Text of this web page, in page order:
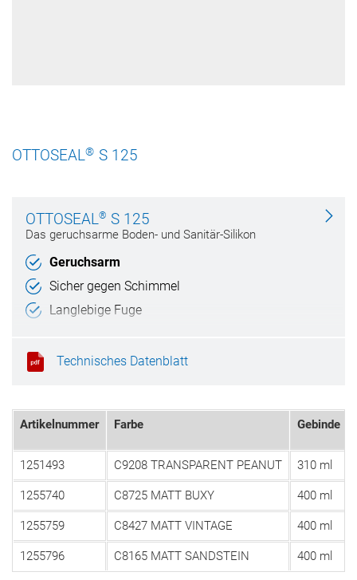
OTTOSEAL® S 125
OTTOSEAL® S 125
Das geruchsarme Boden- und Sanitär-Silikon
Geruchsarm
Sicher gegen Schimmel
Langlebige Fuge
Technisches Datenblatt
Artikelnummer Farbe Gebinde
1251493 C9208 TRANSPARENT PEANUT 310 ml
1255740 C8725 MATT BUXY 400 ml
1255759 C8427 MATT VINTAGE 400 ml
1255796 C8165 MATT SANDSTEIN 400 ml